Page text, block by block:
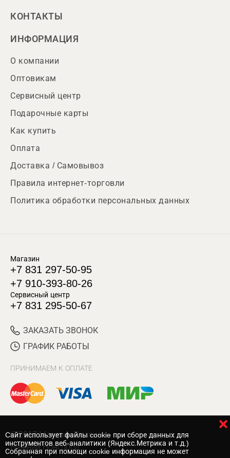
КОНТАКТЫ
ИНФОРМАЦИЯ
О компании
Оптовикам
Сервисный центр
Подарочные карты
Как купить
Оплата
Доставка / Самовывоз
Правила интернет-торговли
Политика обработки персональных данных
Магазин
+7 831 297-50-95
+7 910-393-80-26
Сервисный центр
+7 831 295-50-67
ЗАКАЗАТЬ ЗВОНОК
ГРАФИК РАБОТЫ
ПРИНИМАЕМ К ОПЛАТЕ
© 2017 Магазин Хозяин
Нижний Новгород
Cайт использует файлы cookie при сборе данных для
инструментов веб-аналитики (Яндекс.Метрика и т.д.)
Собранная при помощи cookie информация не может